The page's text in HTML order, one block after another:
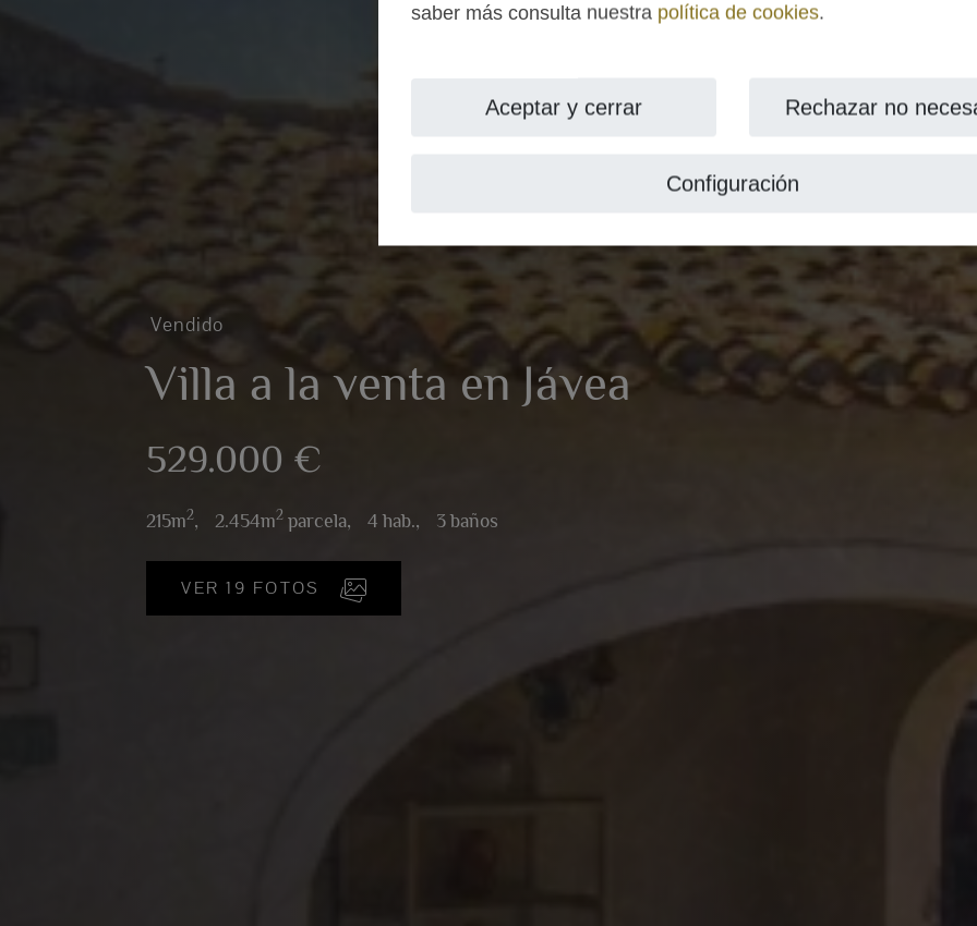
saber más consulta nuestra política de cookies.
Aceptar y cerrar Rechazar no
Configuración
Vendido
Villa a la venta en Jávea
529.000 €
215m2, 2.454m2 parcela, 4 hab., 3 baños
VER 19 FOTOS